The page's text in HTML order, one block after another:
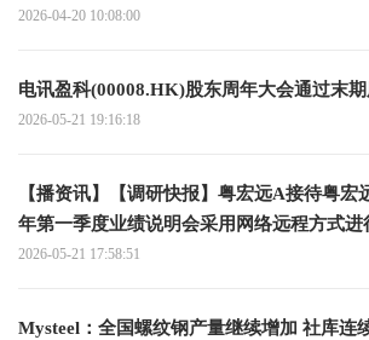
2026-04-20 10:08:00
电讯盈科(00008.HK)股东周年大会通过末
2026-05-21 19:16:18
【播资讯】【调研快报】粤宏远A接待粤宏
年第一季度业绩说明会采用网络远程方式进
调研
2026-05-21 17:58:51
Mysteel：全国螺纹钢产量继续增加 社库连